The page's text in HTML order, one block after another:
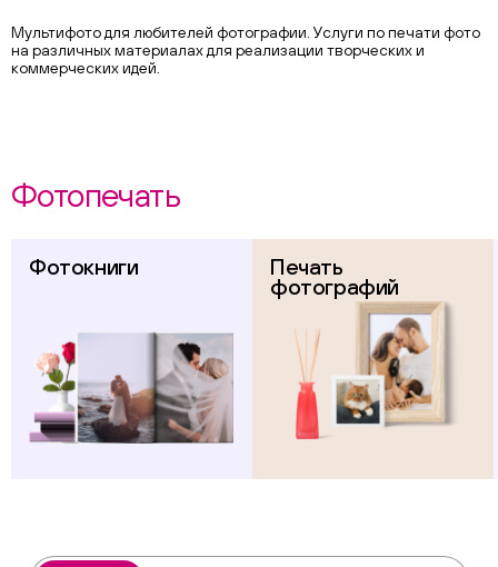
Мультифото для любителей фотографии. Услуги по печати фото
на различных материалах для реализации творческих и
коммерческих идей.
Фотопечать
Фотокниги Печать
фотографий